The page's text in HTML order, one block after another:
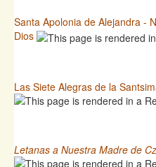
Santa Apolonia de Alejandra -
Dios
Las Siete Alegras de la
Letanas a Nuestra Madre de